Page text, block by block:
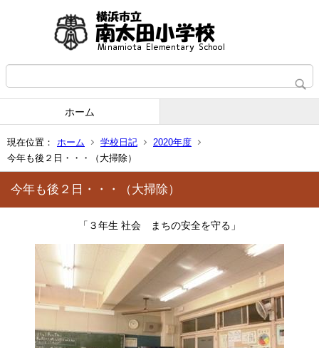
ホーム
現在位置： ホーム 学校日記
2020年度
今年も後２日・・・（大掃除）
今年も後２日・・・（大掃除）
「３年生 社会 まちの安全を守る」